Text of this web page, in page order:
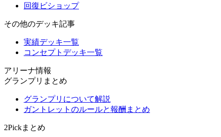
回復ビショップ
その他のデッキ記事
実績デッキ一覧
コンセプトデッキ一覧
アリーナ情報
グランプリまとめ
グランプリについて解説
ガントレットのルールと報酬まとめ
2Pickまとめ